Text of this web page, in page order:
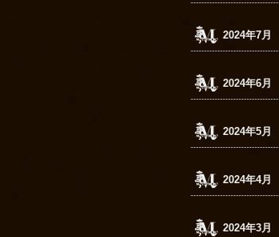
2024年7月
2024年6月
2024年5月
2024年4月
2024年3月